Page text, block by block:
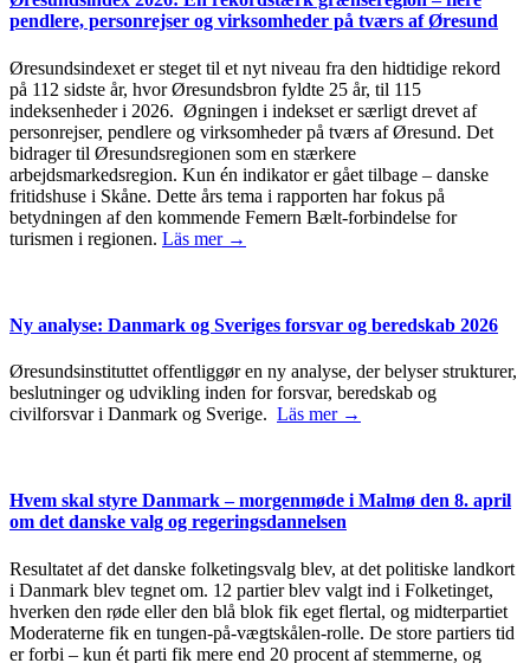
pendlere, personrejser og virksomheder på tværs af Øresund
Øresundsindexet er steget til et nyt niveau fra den hidtidige rekord
på 112 sidste år, hvor Øresundsbron fyldte 25 år, til 115
indeksenheder i 2026. Øgningen i indekset er særligt drevet af
personrejser, pendlere og virksomheder på tværs af Øresund. Det
bidrager til Øresundsregionen som en stærkere
arbejdsmarkedsregion. Kun én indikator er gået tilbage – danske
fritidshuse i Skåne. Dette års tema i rapporten har fokus på
betydningen af den kommende Femern Bælt-forbindelse for
turismen i regionen. Läs mer →
Ny analyse: Danmark og Sveriges forsvar og beredskab 2026
Øresundsinstituttet offentliggør en ny analyse, der belyser strukturer,
beslutninger og udvikling inden for forsvar, beredskab og
civilforsvar i Danmark og Sverige. Läs mer →
Hvem skal styre Danmark – morgenmøde i Malmø den 8. april
om det danske valg og regeringsdannelsen
Resultatet af det danske folketingsvalg blev, at det politiske landkort
i Danmark blev tegnet om. 12 partier blev valgt ind i Folketinget,
hverken den røde eller den blå blok fik eget flertal, og midterpartiet
Moderaterne fik en tungen-på-vægtskålen-rolle. De store partiers tid
er forbi – kun ét parti fik mere end 20 procent af stemmerne, og